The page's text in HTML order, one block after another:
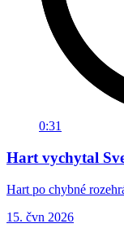
0:31
Hart vychytal
Hart po chybné
15. čvn 2026